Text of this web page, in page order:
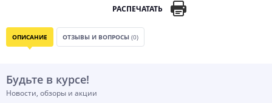
РАСПЕЧАТАТЬ
ОПИСАНИЕ ОТЗЫВЫ И ВОПРОСЫ (0)
Будьте в курсе!
Новости, обзоры и акции